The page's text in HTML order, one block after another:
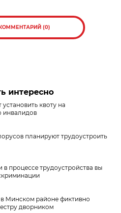
(0)
интересно
квоту на
инвалидов
планируют трудоустроить
в процессе трудоустройства вы
Минском районе фиктивно
дворником